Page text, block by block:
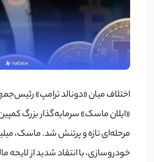
اختلاف میان «دونالد ترامپ»
«ایلان ماسک» سرمایه‌گذار بزرگ کمپین
مرحله‌ای تازه و پرتنش شد. ماسک،
خودروسازی، با انتقاد شدید از لایحه